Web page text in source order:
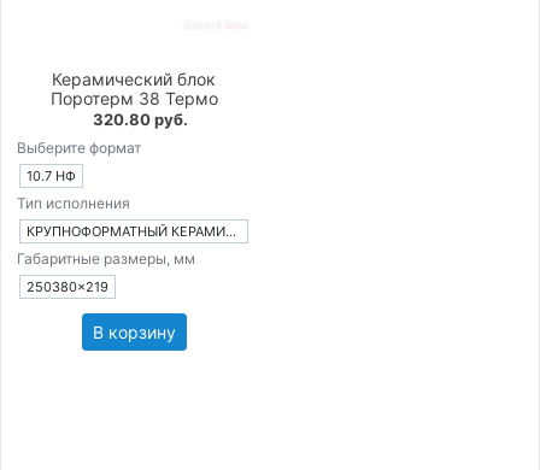
Керамический блок
Поротерм 38 Термо
320.80 руб.
Выберите формат
10.7 НФ
Тип исполнения
КРУПНОФОРМАТНЫЙ КЕРАМИЧЕСКИЙ БЛОК
Габаритные размеры, мм
250380×219
В корзину